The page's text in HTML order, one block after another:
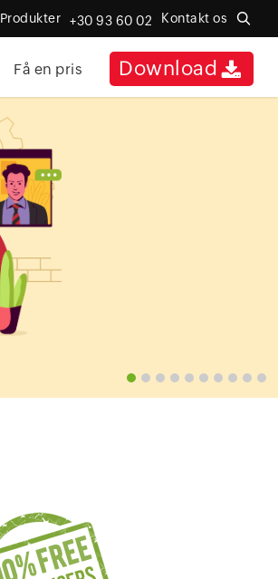
Produkter +30 93 60 02 Kontakt os
Download
Få en pris